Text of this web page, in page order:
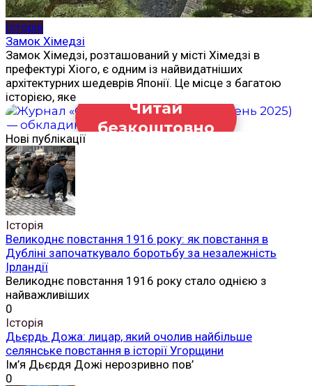
Історія
Замок Хімедзі
Замок Хімедзі, розташований у місті Хімедзі в
префектурі Хіого, є одним із найвидатніших
архітектурних шедеврів Японії. Це місце з багатою
історією, яке
Читай
безкоштовно
Нові публікації
Історія
Великоднє повстання 1916 року: як повстання в
Дубліні започаткувало боротьбу за незалежність
Ірландії
Великоднє повстання 1916 року стало однією з
найважливіших
0
Історія
Дьєрдь Дожа: лицар, який очолив найбільше
селянське повстання в історії Угорщини
Ім’я Дьєрдя Дожі нерозривно пов’
0